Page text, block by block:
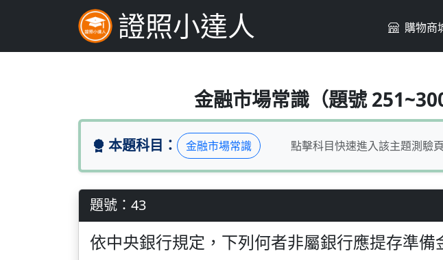
證照小達人 購物商
依中央銀行規定，下列何者
金融市場常識（題號 251~300
本題科目： 金融市場常識 點擊科目快速進入該主題測驗
題號：43
依中央銀行規定，下列何者非屬銀行應提存準備